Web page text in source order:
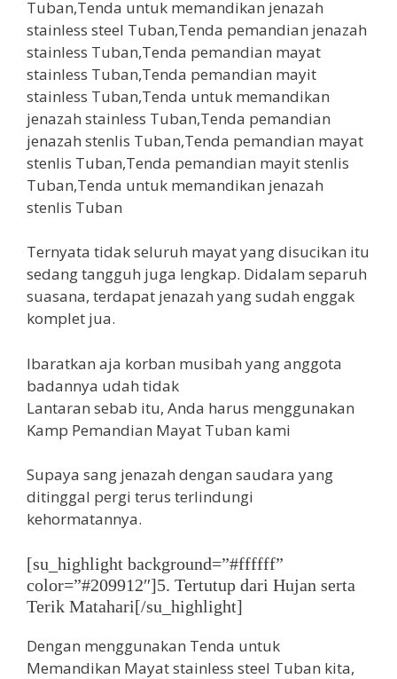
Ternyata tidak seluruh mayat yang disucikan itu
sedang tangguh juga lengkap. Didalam separuh
suasana, terdapat jenazah yang sudah enggak
komplet jua.
Ibaratkan aja korban musibah yang anggota
badannya udah tidak
Lantaran sebab itu, Anda harus menggunakan
Kamp Pemandian Mayat Tuban kami
Supaya sang jenazah dengan saudara yang
ditinggal pergi terus terlindungi
kehormatannya.
[su_highlight background=”#ffffff”
color=”#209912″]5. Tertutup dari Hujan serta
Terik Matahari[/su_highlight]
Dengan menggunakan Tenda untuk
Memandikan Mayat stainless steel Tuban kita,